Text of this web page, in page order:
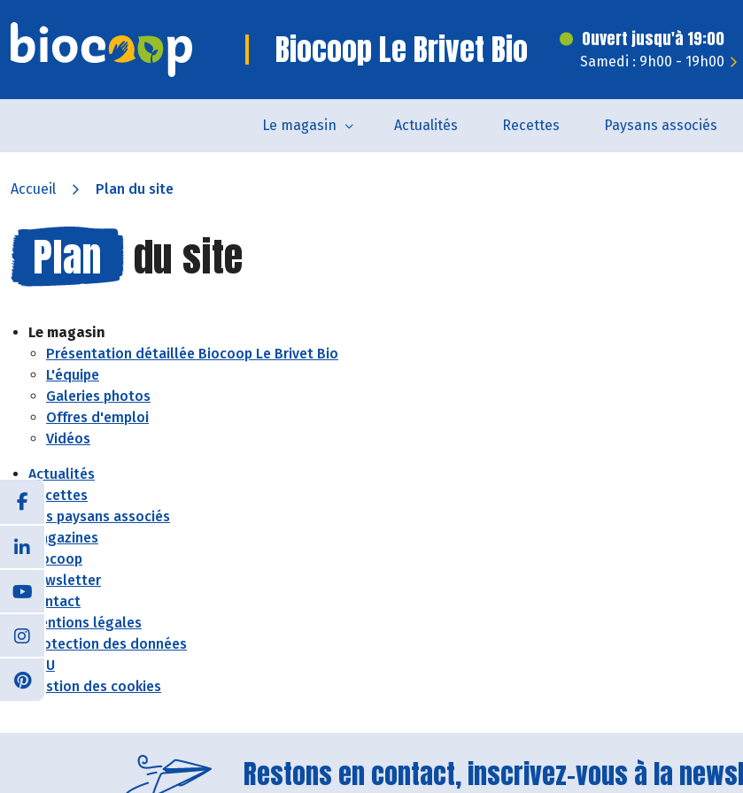
Biocoop Le Brivet Bio Ouvert jusqu'à 19:00
Samedi : 9h00 - 19h00
Le magasin Actualités Recettes Paysans associés
Accueil Plan du site
Plan du site
Le magasin
Présentation détaillée Biocoop Le Brivet Bio
L'équipe
Galeries photos
Offres d'emploi
Vidéos
Actualités
Recettes
Nos paysans associés
Magazines
Biocoop
Newsletter
Contact
Mentions légales
Protection des données
CGU
Gestion des cookies
Restons en contact, inscrivez-vous à la